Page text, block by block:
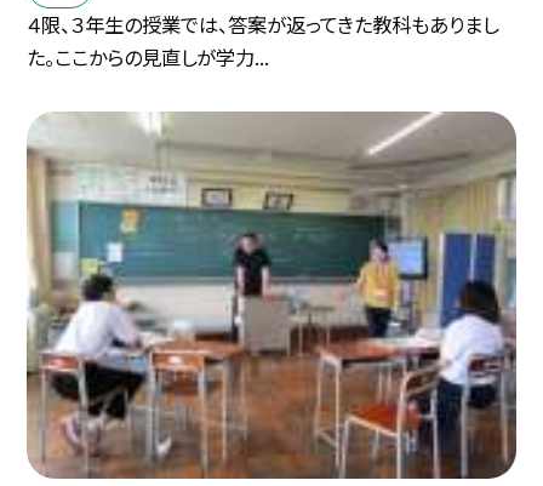
４限、３年生の授業では、答案が返ってきた教科もありまし
た。ここからの見直しが学力...